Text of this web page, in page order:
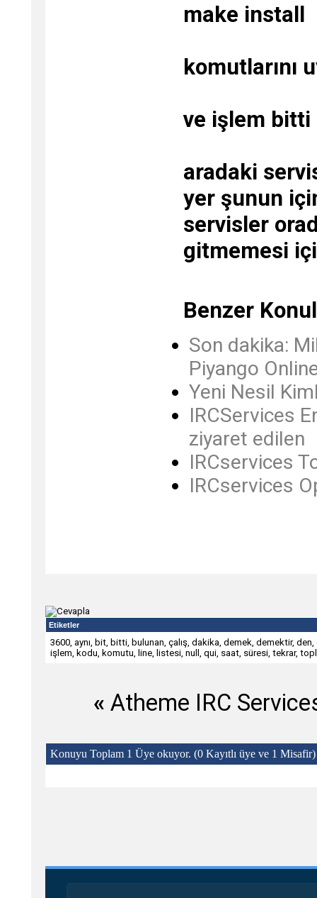
make install
komutlarını
ve işlem
aradaki
yer şunun
servisler
gitmemesi
Benzer
Son dakika:
Piyango
Yeni Nesil
IRCServices
ziyaret edilen
IRCservices
IRCservices
Etiketler
3600, aynı, bit, bitti, bulunan, çalış, dakika, demek, demektir, den,
işlem, kodu, komutu, line, listesi, null , qui, saat, süresi, tekrar,
« Atheme IRC
Konuyu Toplam 1 Üye okuyor. (0 Kayıtlı üye ve 1 Misafir)